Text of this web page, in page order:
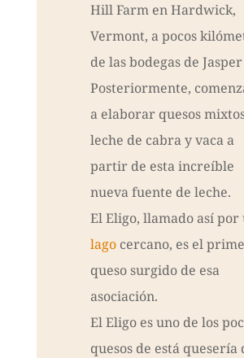
Hill Farm en Hardwick,
Vermont, a pocos
de las bodegas de
Posteriormente,
a elaborar quesos
leche de cabra y vaca a
partir de esta increíble
nueva fuente de leche.
El Eligo, llamado así por
lagocercano, es el
queso surgido de esa
asociación.
El Eligo es uno de los
quesos de está quesería